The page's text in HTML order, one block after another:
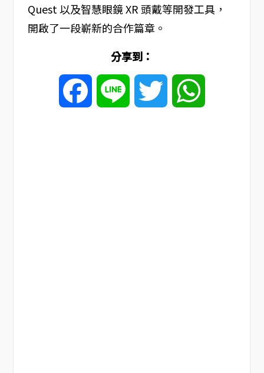
Quest 以及智慧眼鏡 XR 頭戴等開發工具，
開啟了一段嶄新的合作篇章。
分享到：
Facebook Line Twitter